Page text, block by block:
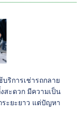
บริการเช่ารถกลาย
สะดวก มีความเป็น
ระยะยาว แต่ปัญหา